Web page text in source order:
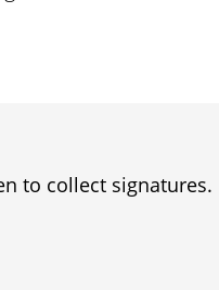
to collect signatures.